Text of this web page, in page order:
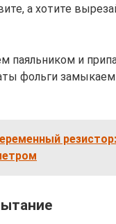
а хотите
паяльником и
фольги